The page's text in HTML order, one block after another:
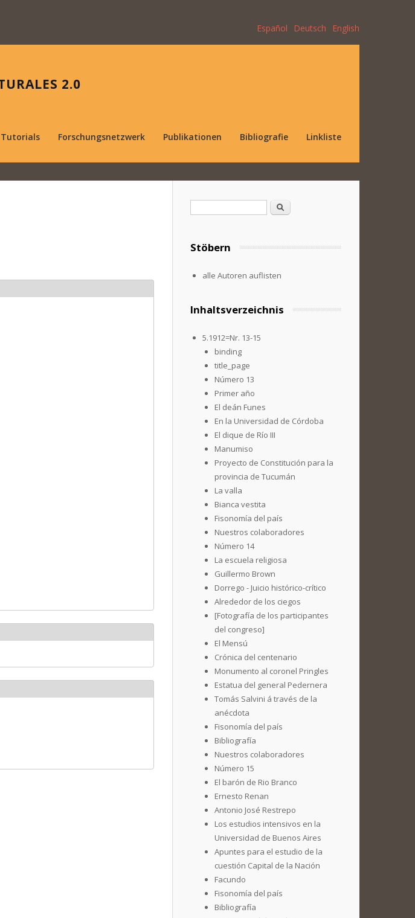
Español Deutsch English
2.0
Tutorials Forschungsnetzwerk Publikationen Bibliografie Linkliste
Suche
Stöbern
alle Autoren auflisten
Inhaltsverzeichnis
5.1912=Nr. 13-15
binding
title_page
Número 13
Primer año
El deán Funes
En la Universidad de Córdoba
El dique de Río III
Manumiso
Proyecto de Constitución para la
provincia de Tucumán
La valla
Bianca vestita
Fisonomía del país
Nuestros colaboradores
Número 14
La escuela religiosa
Guillermo Brown
Dorrego - Juicio histórico-crítico
Alrededor de los ciegos
[Fotografía de los participantes
del congreso]
El Mensú
Crónica del centenario
Monumento al coronel Pringles
Estatua del general Pedernera
Tomás Salvini á través de la
anécdota
Fisonomía del país
Bibliografía
Nuestros colaboradores
Número 15
El barón de Rio Branco
Ernesto Renan
Antonio José Restrepo
Los estudios intensivos en la
Universidad de Buenos Aires
Apuntes para el estudio de la
cuestión Capital de la Nación
Facundo
Fisonomía del país
Bibliografía